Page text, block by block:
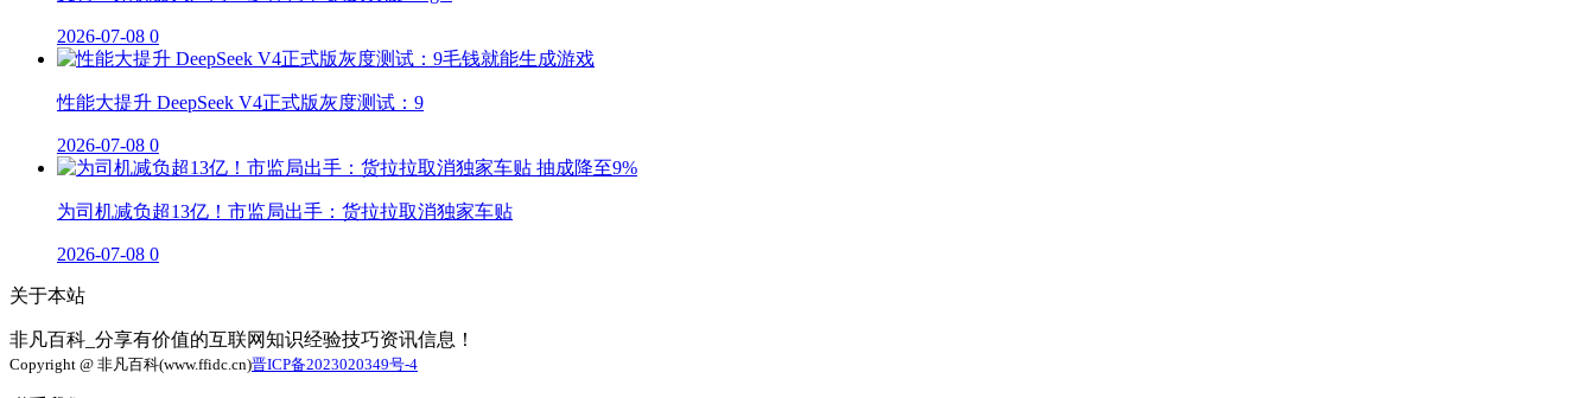
2026-07-08 0
性能大提升 DeepSeek V4正式版灰度测试：9
2026-07-08 0
为司机减负超13亿！市监局出手：货拉拉取消独家车贴
2026-07-08 0
关于本站
非凡百科_分享有价值的互联网知识经验技巧资讯信息！
Copyright @ 非凡百科(www.ffidc.cn)晋ICP备2023020349号-4